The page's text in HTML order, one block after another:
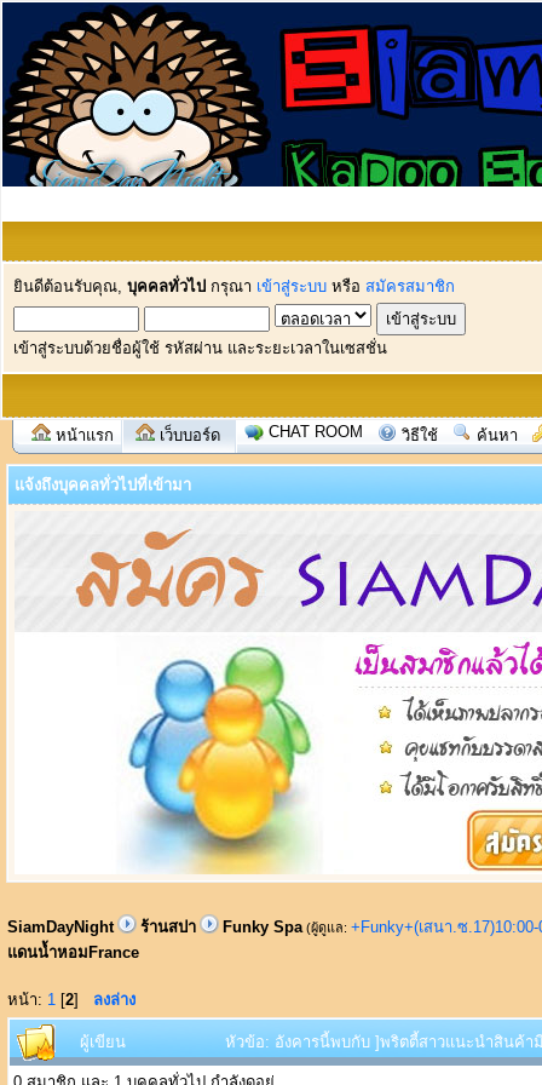
ยินดีต้อนรับคุณ, บุคคลทั่วไป กรุณา เข้าสู่ระบบ หรือ สมัครสมาชิก
เข้าสู่ระบบด้วยชื่อผู้ใช้ รหัสผ่าน และระยะเวลาในเซสชั่น
หน้าแรก เว็บบอร์ด CHAT ROOM วิธีใช้ ค้นหา
แจ้งถึงบุคคลทั่วไปที่เข้ามา
SiamDayNight ร้านสปา Funky Spa (ผู้ดูแล: +Funky+(เสนา.ซ
แดนน้ำหอมFrance
หน้า: 1 [2] ลงล่าง
ผู้เขียน หัวข้อ: อังคารนี้พบกับ ]พริตตี้สาวแนะนำสินค้า